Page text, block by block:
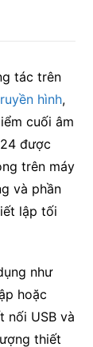
tác trên
hình,
cuối âm
được
trên máy
và phần
lập tối
như
hoặc
nối USB và
thiết